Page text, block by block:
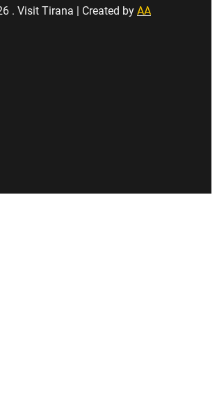
. Visit Tirana | Created by AA